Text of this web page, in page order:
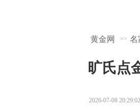
黄金网 >> 名
旷氏点
2026-07-08 20:29:02